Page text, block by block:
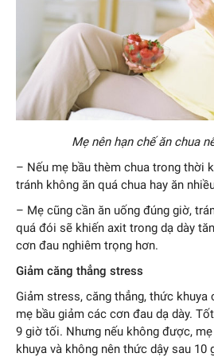
Mẹ nên hạn chế ăn chua
– Nếu mẹ bầu thèm chua trong thời
tránh không ăn quá chua hay ăn
– Mẹ cũng cần ăn uống đúng giờ,
quá đói sẽ khiến axit trong dạ dày
cơn đau nghiêm trọng hơn.
Giảm căng thẳng stress
Giảm stress, căng thẳng, thức khuya
mẹ bầu giảm các cơn đau dạ dày.
9 giờ tối. Nhưng nếu không được,
khuya và không nên thức dậy sau 10